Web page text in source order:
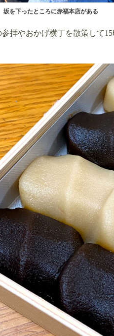
坂を下ったところに赤福本店がある
拝やおかげ横丁を散策して